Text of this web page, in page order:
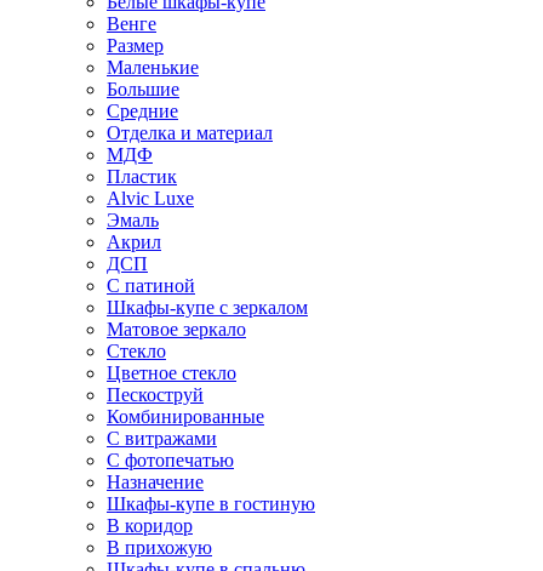
Венге
Размер
Маленькие
Большие
Средние
Отделка и материал
МДФ
Пластик
Alvic Luxe
Эмаль
Акрил
ДСП
С патиной
Шкафы-купе с зеркалом
Матовое зеркало
Стекло
Цветное стекло
Пескоструй
Комбинированные
С витражами
С фотопечатью
Назначение
Шкафы-купе в гостиную
В коридор
В прихожую